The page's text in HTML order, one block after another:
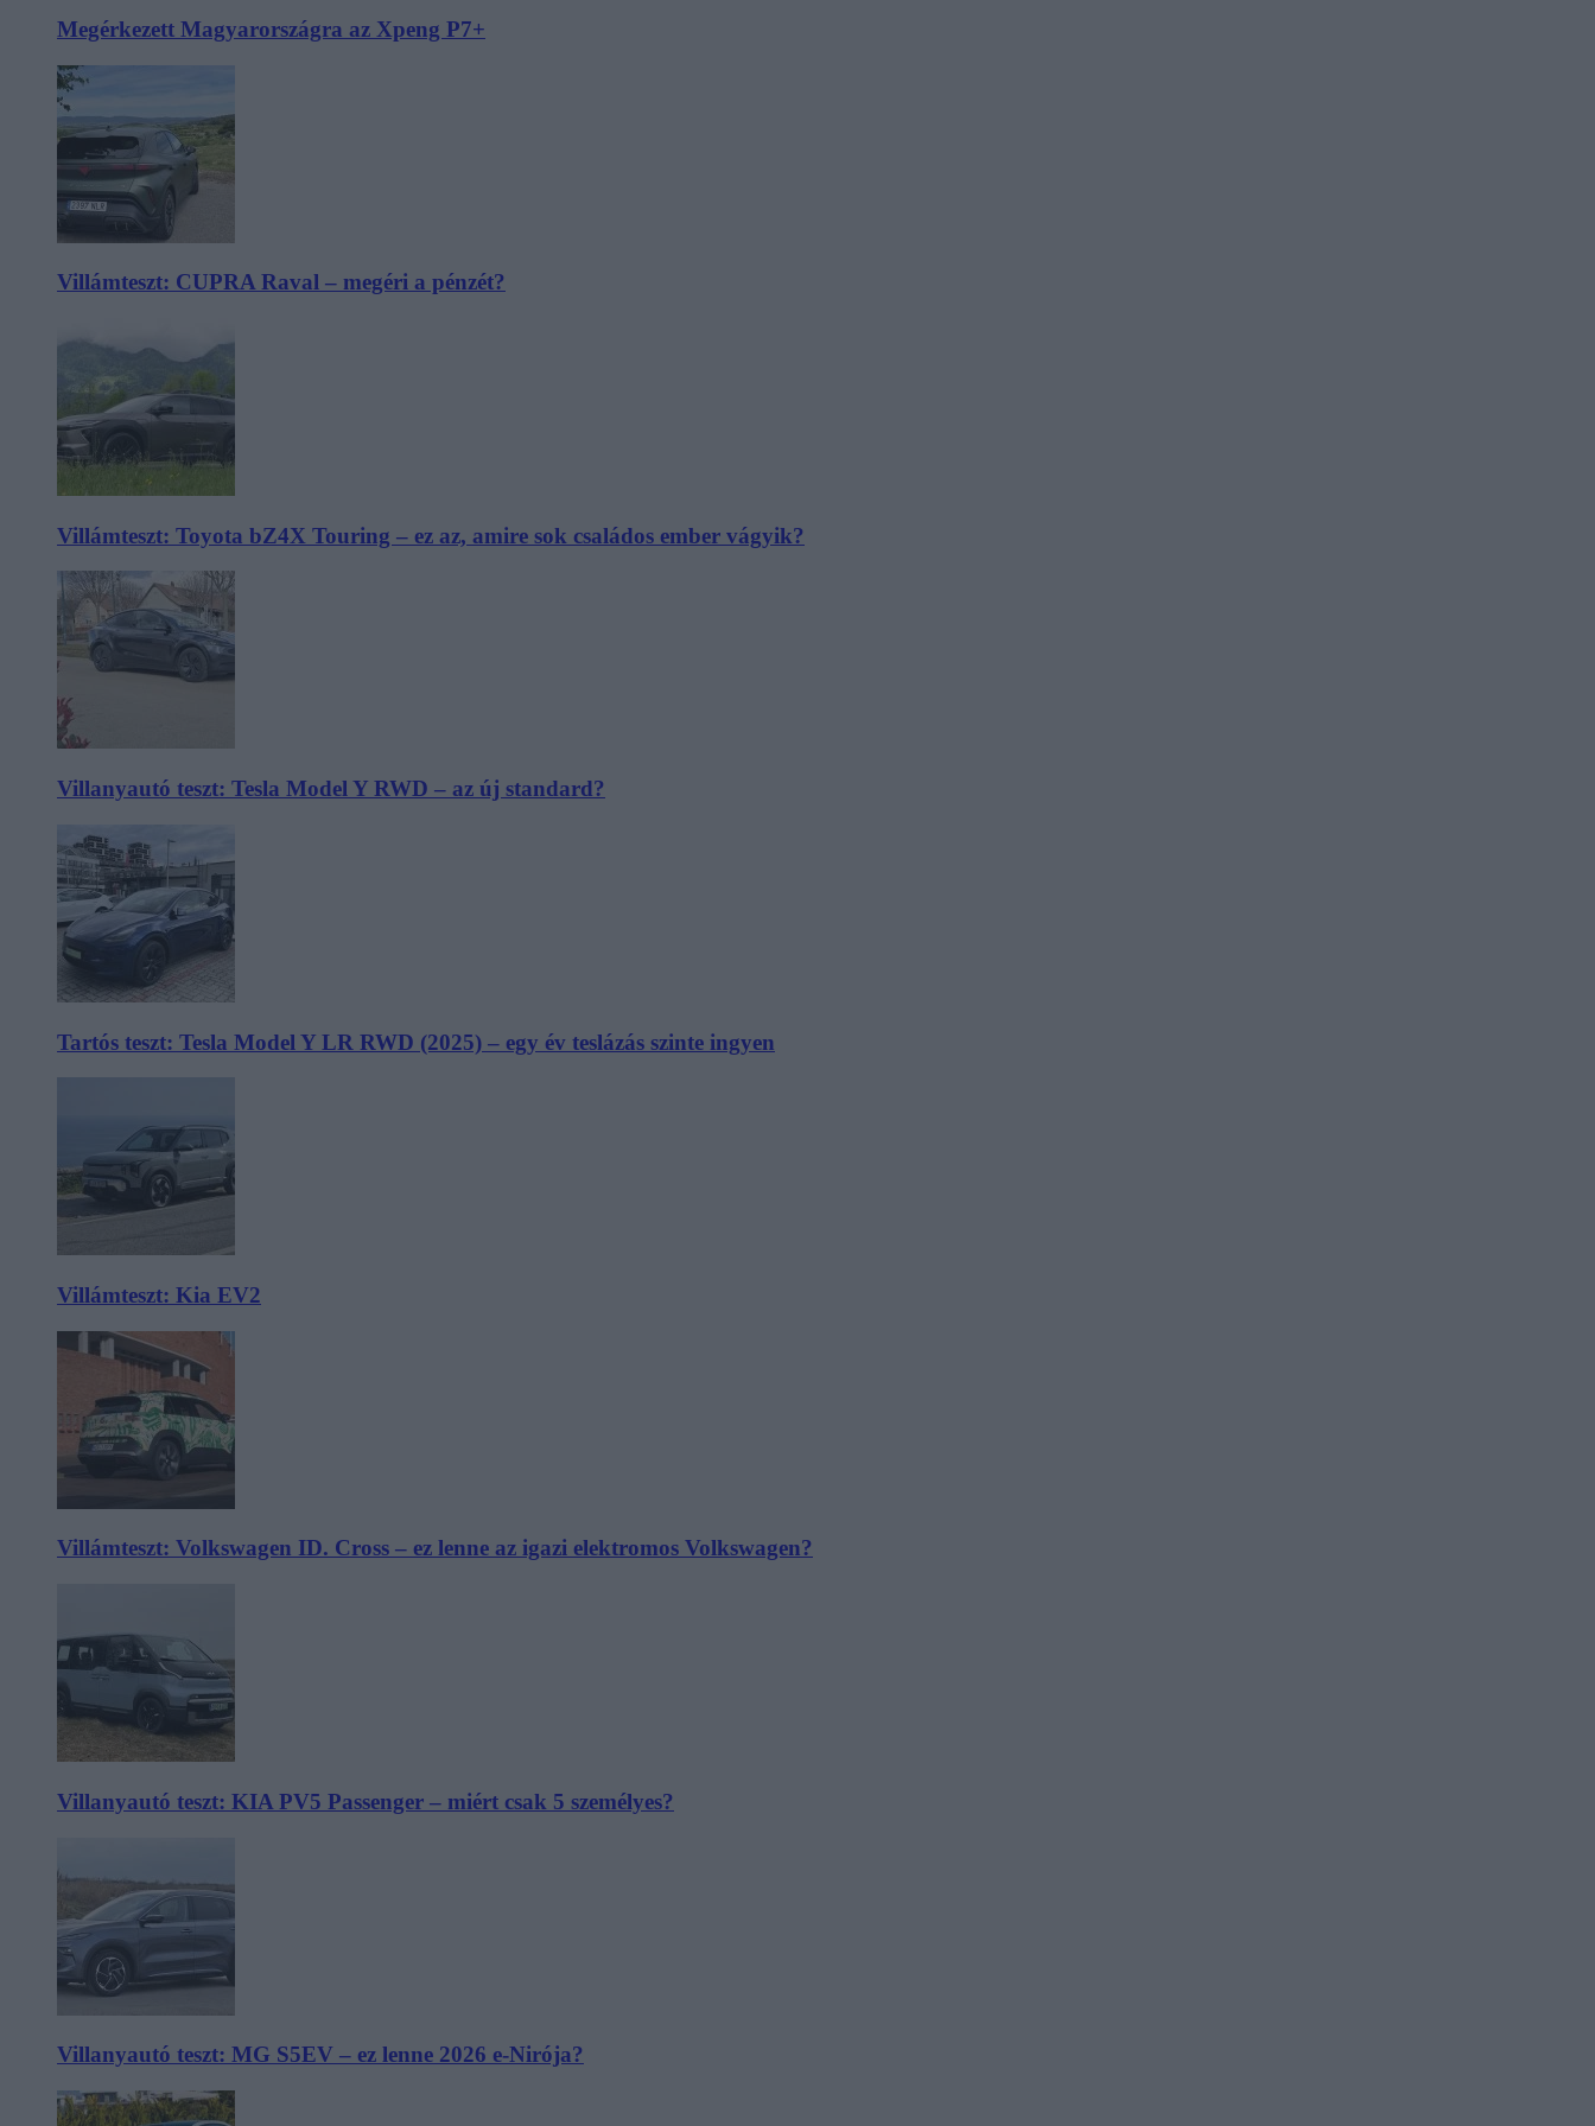
Megérkezett Magyarországra az Xpeng P7+
Villámteszt: CUPRA Raval – megéri a pénzét?
Villámteszt: Toyota bZ4X Touring – ez az, amire sok családos ember vágyik?
Villanyautó teszt: Tesla Model Y RWD – az új standard?
Tartós teszt: Tesla Model Y LR RWD (2025) – egy év teslázás szinte ingyen
Villámteszt: Kia EV2
Villámteszt: Volkswagen ID. Cross – ez lenne az igazi elektromos Volkswagen?
Villanyautó teszt: KIA PV5 Passenger – miért csak 5 személyes?
Villanyautó teszt: MG S5EV – ez lenne 2026 e-Nirója?